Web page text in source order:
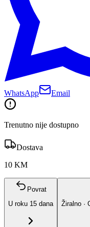
WhatsApp Email
Trenutno nije dostupno
Dostava
10 KM
Povrat
U roku 15 dana
Žiralno ·